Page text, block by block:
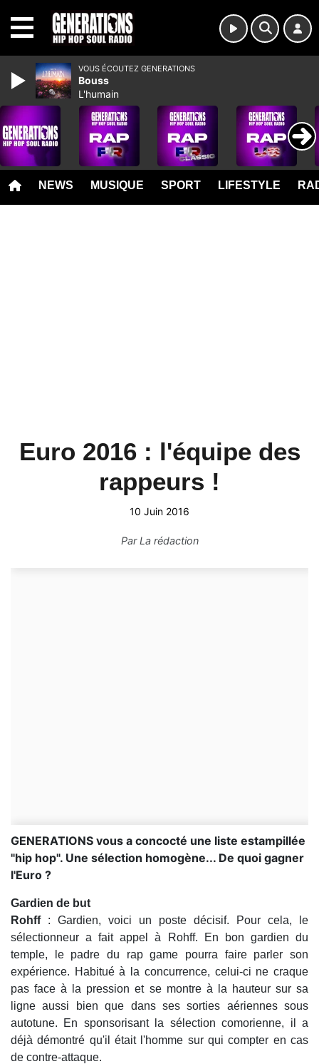
NEWS MUSIQUE SPORT LIFESTYLE
Euro 2016 : l'équipe des
rappeurs !
10 Juin 2016
ParLa rédaction
GENERATIONS vous a concocté une liste estampillée
"hip hop". Une sélection homogène... De quoi gagner
l'Euro ?
Gardien de but
Rohff : Gardien, voici un poste décisif. Pour cela, le
sélectionneur a fait appel à Rohff. En bon gardien du
temple, le padre du rap game pourra faire parler son
expérience. Habitué à la concurrence, celui-ci ne craque
pas face à la pression et se montre à la hauteur sur sa
ligne aussi bien que dans ses sorties aériennes sous
autotune. En sponsorisant la sélection comorienne, il a
déjà démontré qu'il était l'homme sur qui compter en cas
de contre-attaque.
VOUS ÉCOUTEZ GENERATIONS
Bouss
L'humain